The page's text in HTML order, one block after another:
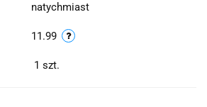
natychmiast
11.99
1 szt.